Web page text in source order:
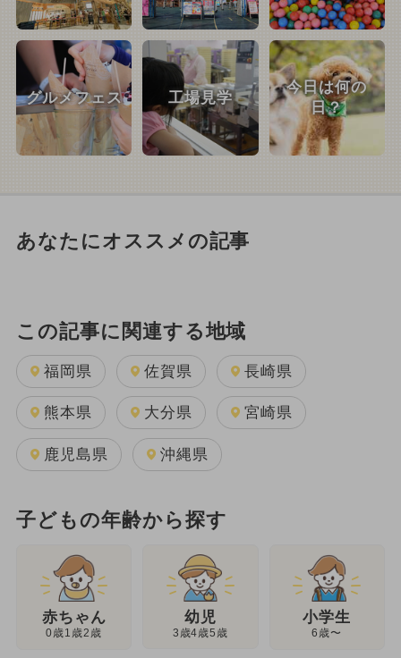
グルメフェス 工場見学
今日は何の
日？
あなたにオススメの記事
この記事に関連する地域
福岡県 佐賀県 長崎県
熊本県 大分県 宮崎県
鹿児島県 沖縄県
子どもの年齢から探す
赤ちゃん
0歳1歳2歳
幼児
3歳4歳5歳
小学生
6歳〜